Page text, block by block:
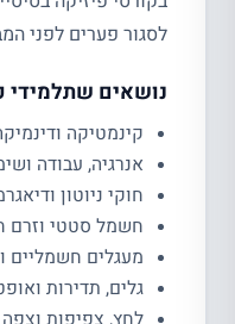
לסגור פערים לפני
נושאים
קינמטיקה
אנרגיה, עבודה
חוקי ניוטון
חשמל סטטי וזרם
מעגלים חשמליים
גלים, תדירות